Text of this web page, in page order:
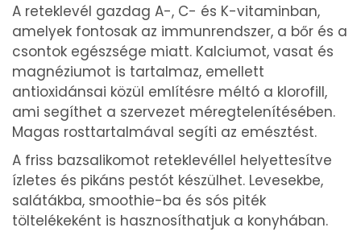
A reteklevél gazdag A-, C- és K-vitaminban,
amelyek fontosak az immunrendszer, a bőr és a
csontok egészsége miatt. Kalciumot, vasat és
magnéziumot is tartalmaz, emellett
antioxidánsai közül említésre méltó a klorofill,
ami segíthet a szervezet méregtelenítésében.
Magas rosttartalmával segíti az emésztést.
A friss bazsalikomot reteklevéllel helyettesítve
ízletes és pikáns pestót készülhet. Levesekbe,
salátákba, smoothie-ba és sós piték
töltelékeként is hasznosíthatjuk a konyhában.